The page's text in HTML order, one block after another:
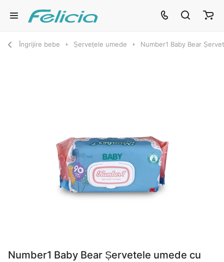
Îngrijire bebe Șervețele umede Number1 Baby Bear
Number1 Baby Bear Șervetele umede cu